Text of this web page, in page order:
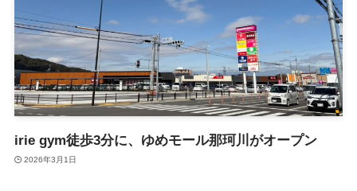
irie gym徒歩3分に、ゆめモール那珂川がオープン
2026年3月1日